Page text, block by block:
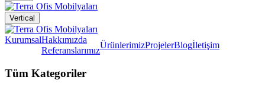
Vertical
KurumsalHakkımızda
Referanslarımız
ÜrünlerimizProjelerBlogİletişim
Tüm Kategoriler